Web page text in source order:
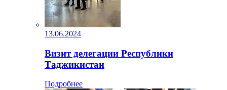
13.06.2024
Визит делегации Республики
Таджикистан
Подробнее